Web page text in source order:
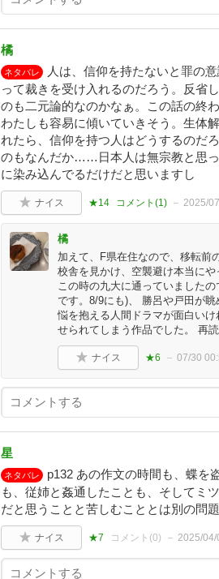
橘
ネタバレ
人は、信仰を持たないと罪の
って裁きを受け入れるのだろう。反省
のも二元論的なのかなぁ。この話の終
わたしも容易に傾いていきそう。生体
れたら、信仰を持つ人はどうするのだ
のもなんだか……日本人は無宗教と思
に染み込んでるだけだと思いますし
ナイス ★14 コメント(1) 2025/
橘
加えて、F県在住なので、移転前
校舎を見かけ、空襲避け本当に
この時の九大に通っていました
です。8/9にも)、 勝呂や戸田が
悩を抱える人間ドラマが面白い
せられてしまう作品でした。 再
ナイス ★6 07/30
星
ネタバレ
p132 あの作文の時間も、蝶を
も、従姉と姦通したことも、そしてミ
だと思うことと苦しむこととは別の問題
ナイス ★7 コメント(0) 2025/04/